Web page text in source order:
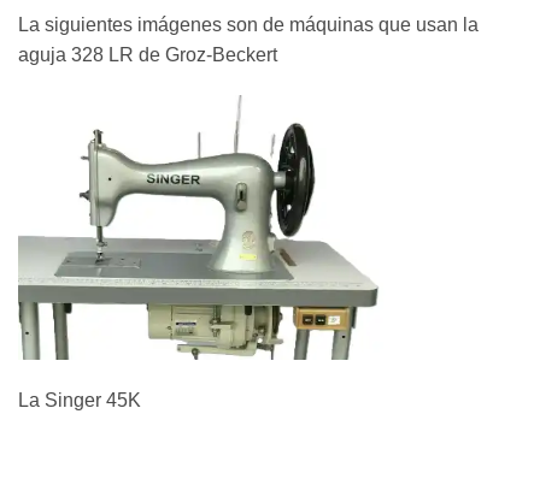
La siguientes imágenes son de máquinas que usan la
aguja 328 LR de Groz-Beckert
La Singer 45K